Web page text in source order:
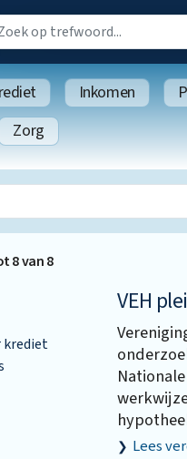
Inkomen
Zorg
8van8
krediet
VEH
Lees